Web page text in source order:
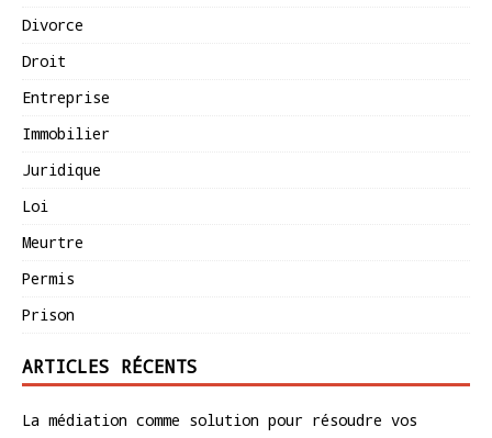
Divorce
Droit
Entreprise
Immobilier
Juridique
Loi
Meurtre
Permis
Prison
ARTICLES RÉCENTS
La médiation comme solution pour résoudre vos